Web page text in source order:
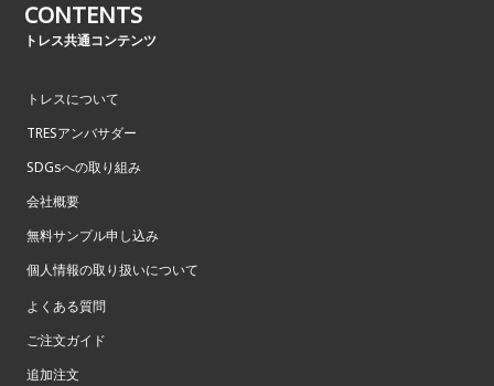
CONTENTS
トレス共通コンテンツ
トレスについて
TRESアンバサダー
SDGsへの取り組み
会社概要
無料サンプル申し込み
個人情報の取り扱いについて
よくある質問
ご注文ガイド
追加注文